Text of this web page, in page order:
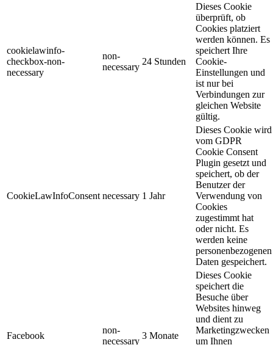
cookielawinfo-
checkbox-non-
necessary
non-
necessary
24 Stunden
Dieses Cookie
überprüft, ob
Cookies platziert
werden können. Es
speichert Ihre
Cookie-
Einstellungen und
ist nur bei
Verbindungen zur
gleichen Website
gültig.
CookieLawInfoConsent necessary 1 Jahr
Dieses Cookie wird
vom GDPR
Cookie Consent
Plugin gesetzt und
speichert, ob der
Benutzer der
Verwendung von
Cookies
zugestimmt hat
oder nicht. Es
werden keine
personenbezogenen
Daten gespeichert.
Facebook
non-
necessary
3 Monate
Dieses Cookie
speichert die
Besuche über
Websites hinweg
und dient zu
Marketingzwecken
um Ihnen